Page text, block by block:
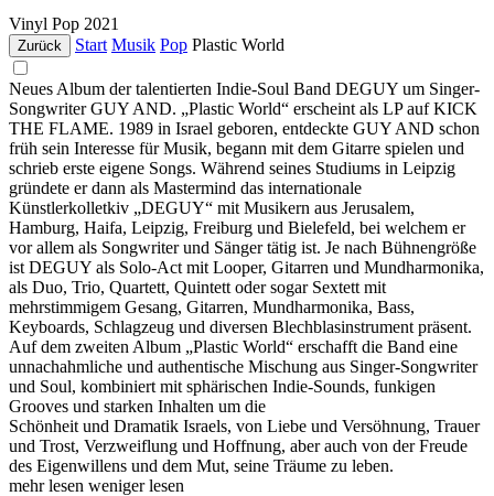
Vinyl Pop 2021
Zurück Start Musik Pop Plastic World
Neues Album der talentierten Indie-Soul Band DEGUY um Singer-
Songwriter GUY AND. „Plastic World“ erscheint als LP auf KICK
THE FLAME. 1989 in Israel geboren, entdeckte GUY AND schon
früh sein Interesse für Musik, begann mit dem Gitarre spielen und
schrieb erste eigene Songs. Während seines Studiums in Leipzig
gründete er dann als Mastermind das internationale
Künstlerkolletkiv „DEGUY“ mit Musikern aus Jerusalem,
Hamburg, Haifa, Leipzig, Freiburg und Bielefeld, bei welchem er
vor allem als Songwriter und Sänger tätig ist. Je nach Bühnengröße
ist DEGUY als Solo-Act mit Looper, Gitarren und Mundharmonika,
als Duo, Trio, Quartett, Quintett oder sogar Sextett mit
mehrstimmigem Gesang, Gitarren, Mundharmonika, Bass,
Keyboards, Schlagzeug und diversen Blechblasinstrument präsent.
Auf dem zweiten Album „Plastic World“ erschafft die Band eine
unnachahmliche und authentische Mischung aus Singer-Songwriter
und Soul, kombiniert mit sphärischen Indie-Sounds, funkigen
Grooves und starken Inhalten um die
Schönheit und Dramatik Israels, von Liebe und Versöhnung, Trauer
und Trost, Verzweiflung und Hoffnung, aber auch von der Freude
des Eigenwillens und dem Mut, seine Träume zu leben.
mehr lesen weniger lesen